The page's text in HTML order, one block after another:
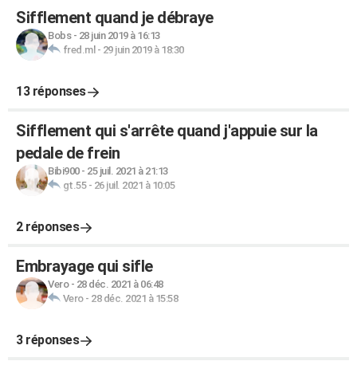
Sifflement quand je débraye
Bobs- 28 juin 2019 à 16:13
fred.ml - 29 juin 2019 à 18:30
13 réponses
Sifflement qui s'arrête quand j'appuie sur la
pedale de frein
Bibi900- 25 juil. 2021 à 21:13
gt.55- 26 juil. 2021 à 10:05
2 réponses
Embrayage qui sifle
Vero- 28 déc. 2021 à 06:48
Vero- 28 déc. 2021 à 15:58
3 réponses